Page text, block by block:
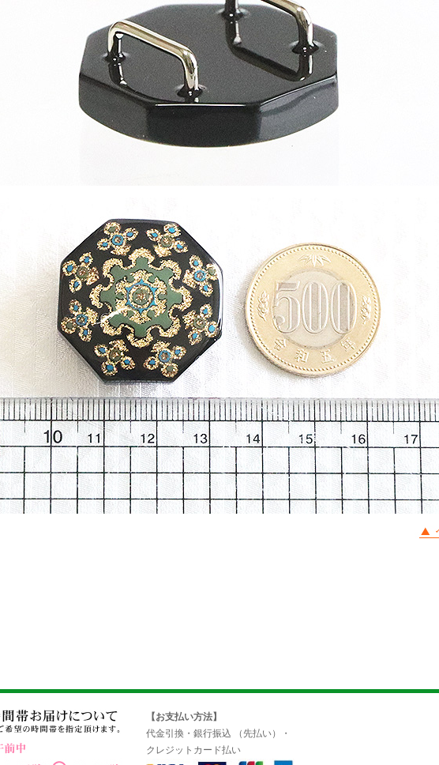
【お支払い方法】
代金引換・銀行振込 （先払い）・
クレジットカード払い